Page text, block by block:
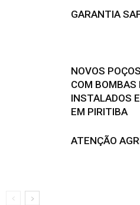
GARANTIA
NOVOS
COM BOMBAS
INSTALADOS
EM PIRITIBA
ATENÇÃO